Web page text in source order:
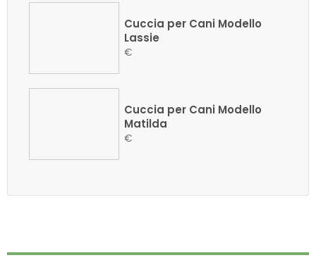
Cuccia per Cani Modello
Lassie
€
Cuccia per Cani Modello
Matilda
€